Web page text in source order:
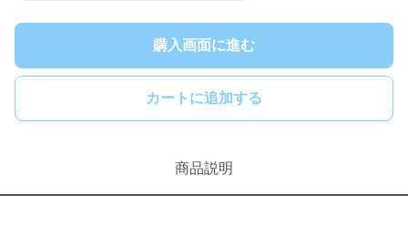
購入画面に進む
カートに追加する
商品説明